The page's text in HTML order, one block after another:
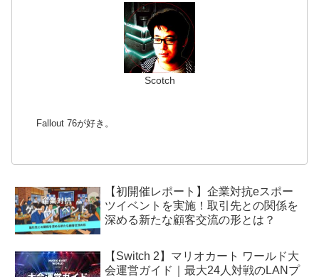
Scotch
Fallout 76が好き。
【初開催レポート】企業対抗eスポー
ツイベントを実施！取引先との関係を
深める新たな顧客交流の形とは？
【Switch 2】マリオカート ワールド大
会運営ガイド｜最大24人対戦のLANプ